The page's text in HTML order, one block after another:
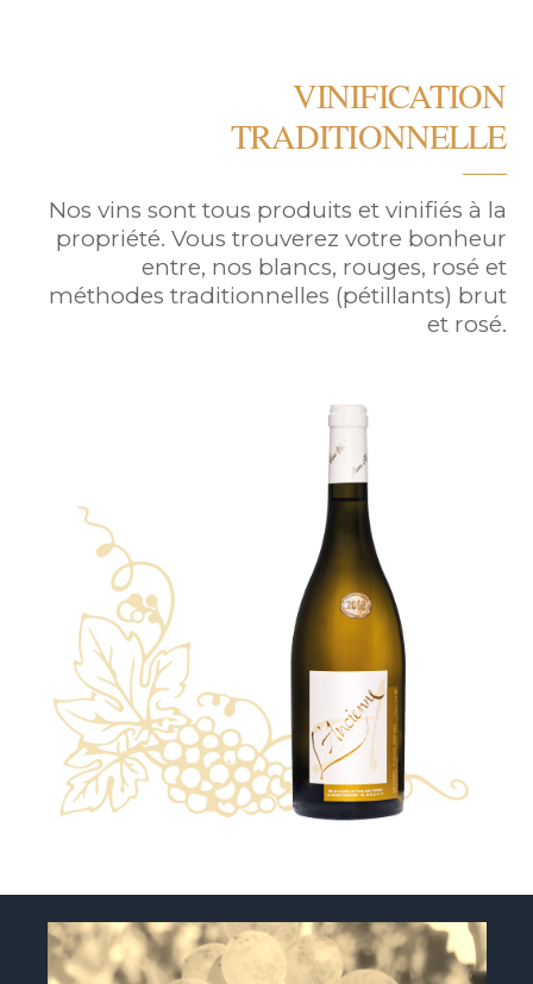
VINIFICATION
TRADITIONNELLE
Nos vins sont tous produits et vinifiés à la
propriété. Vous trouverez votre bonheur
entre, nos blancs, rouges, rosé et
méthodes traditionnelles (pétillants) brut
et rosé.